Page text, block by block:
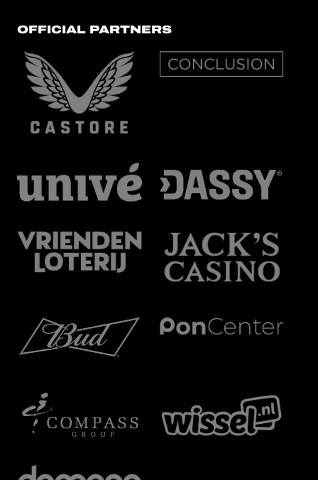
OFFICIAL PARTNERS